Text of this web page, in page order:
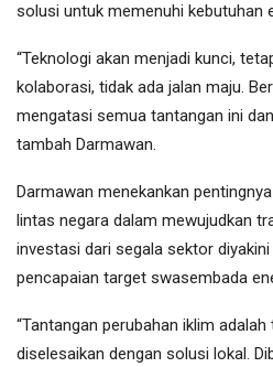
solusi untuk memenuhi kebutuhan
“Teknologi akan menjadi kunci,
kolaborasi, tidak ada jalan maju.
mengatasi semua tantangan ini
tambah Darmawan.
Darmawan menekankan
lintas negara dalam mewujudkan
investasi dari segala sektor
pencapaian target swasembada
“Tantangan perubahan iklim
diselesaikan dengan solusi lokal.